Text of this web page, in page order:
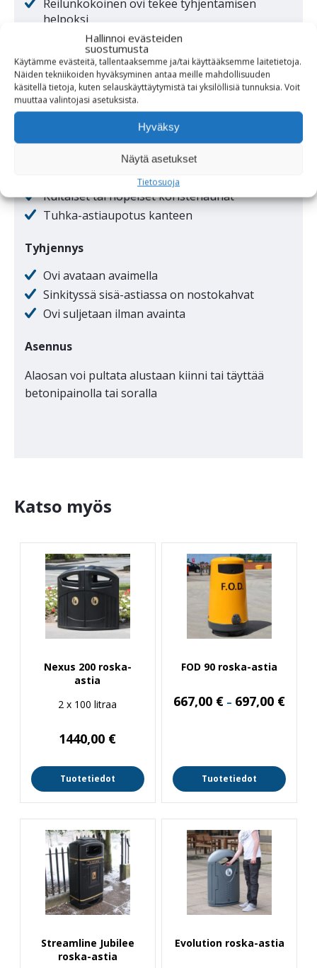
Hallinnoi evästeiden
suostumusta
Käytämme evästeitä, tallentaaksemme ja/tai käyttääksemme laitetietoja.
Näiden tekniikoiden hyväksyminen antaa meille mahdollisuuden
käsitellä tietoja, kuten selauskäyttäytymistä tai yksilöllisiä tunnuksia. Voit
muuttaa valintojasi asetuksista.
Hyväksy
Näytä asetukset
Tietosuoja
Reilunkokoinen ovi tekee tyhjentämisen
helpoksi
Musta
Tummanvihreä
Tummansininen
Kultaiset tai hopeiset koristenauhat
Tuhka-astiaupotus kanteen
Tyhjennys
Ovi avataan avaimella
Sinkityssä sisä-astiassa on nostokahvat
Ovi suljetaan ilman avainta
Asennus
Alaosan voi pultata alustaan kiinni tai täyttää
betonipainolla tai soralla
Katso myös
Nexus 200 roska-
astia
2 x 100 litraa
1440,00 €
Tuotetiedot
FOD 90 roska-astia
667,00 € – 697,00 €
Tuotetiedot
Streamline Jubilee
roska-astia
Evolution roska-astia